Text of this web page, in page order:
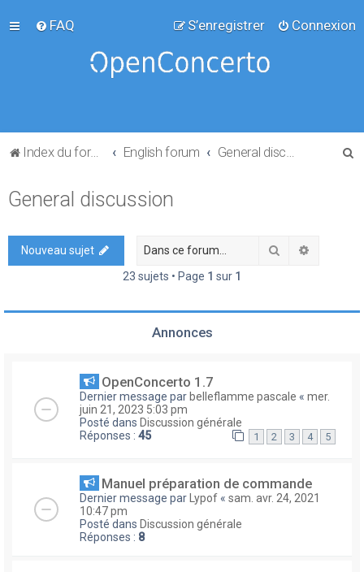
FAQ Connexion
S’enregistrer
Index du forum English forum
h
General discussion
Nouveau sujet Rechercher
23 sujets • Page 1 sur 1
Annonces
OpenConcerto 1.7
Dernier message par belleflamme pascale « mer.
juin 21, 2023 5:03 pm
Posté dans Discussion générale
Réponses : 45 1 2 3 4 5
Manuel préparation de commande
Dernier message par Lypof « sam. avr. 24, 2021
10:47 pm
Posté dans Discussion générale
Réponses : 8